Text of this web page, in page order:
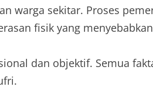
warga sekitar. Proses
fisik yang
dan objektif. Semua